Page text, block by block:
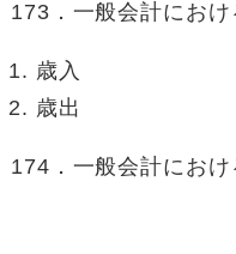
173．一般会計におけ
歳入
歳出
174．一般会計におけ